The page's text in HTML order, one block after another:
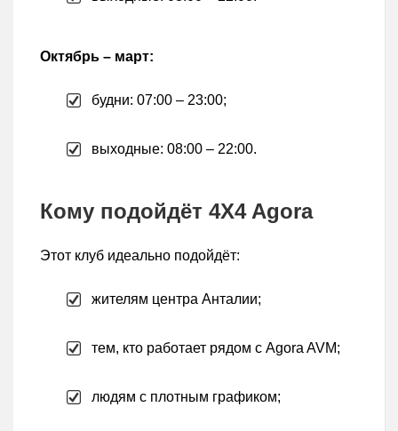
Октябрь – март:
будни: 07:00 – 23:00;
выходные: 08:00 – 22:00.
Кому подойдёт 4X4 Agora
Этот клуб идеально подойдёт:
жителям центра Анталии;
тем, кто работает рядом с Agora AVM;
людям с плотным графиком;